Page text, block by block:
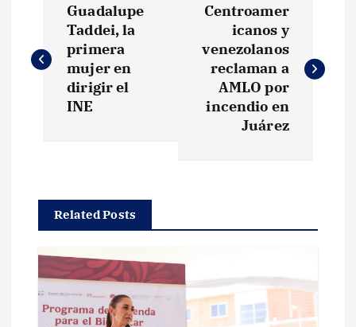
v
a
c
ó
Guadalupe
Taddei, la
primera
mujer en
dirigir el
INE
Centroamer
icanos y
venezolanos
reclaman a
AMLO por
incendio en
Juárez
Related Posts